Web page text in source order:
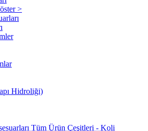
>
Hidroliği)
Tüm Ürün Çeşitleri - Koli